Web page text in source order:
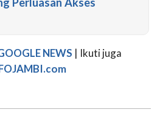
NEWS | Ikuti juga